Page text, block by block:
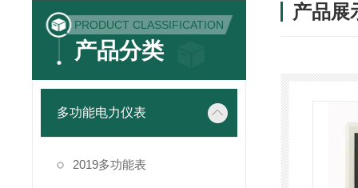
PRODUCT CLASSIFICATION
产品分类
多功能电力仪表
2019多功能表
产品展